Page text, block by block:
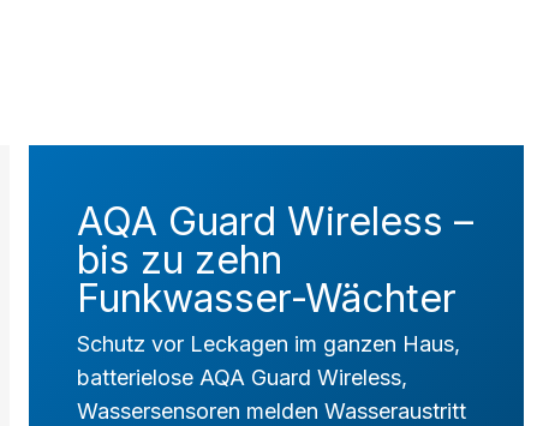
AQA Guard Wireless –
bis zu zehn
Funkwasser-Wächter
Schutz vor Leckagen im ganzen Haus,
batterielose AQA Guard Wireless,
Wassersensoren melden Wasseraustritt